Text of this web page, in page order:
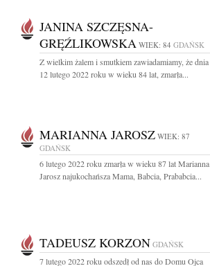
JANINA SZCZĘSNA-
GRĘŹLIKOWSKA WIEK: 84 GDAŃSK
Z wielkim żalem i smutkiem zawiadamiamy, że dnia
12 lutego 2022 roku w wieku 84 lat, zmarła...
MARIANNA JAROSZ WIEK: 87
GDAŃSK
6 lutego 2022 roku zmarła w wieku 87 lat Marianna
Jarosz najukochańsza Mama, Babcia, Prababcia...
TADEUSZ KORZON GDAŃSK
7 lutego 2022 roku odszedł od nas do Domu Ojca